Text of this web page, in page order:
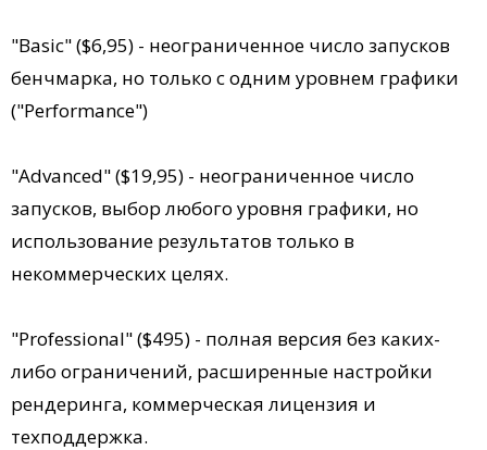
"Basic" ($6,95) - неограниченное число запусков
бенчмарка, но только с одним уровнем графики
("Performance")
"Advanced" ($19,95) - неограниченное число
запусков, выбор любого уровня графики, но
использование результатов только в
некоммерческих целях.
"Professional" ($495) - полная версия без каких-
либо ограничений, расширенные настройки
рендеринга, коммерческая лицензия и
техподдержка.